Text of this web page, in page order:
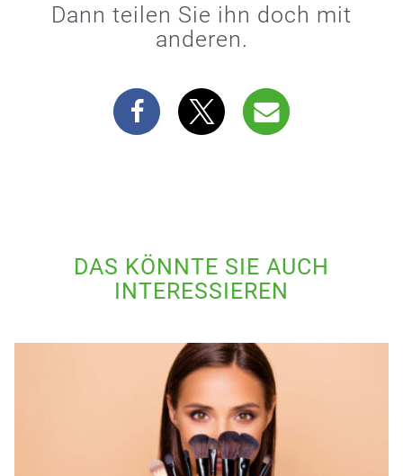
Dann teilen Sie ihn doch mit
anderen.
DAS KÖNNTE SIE AUCH
INTERESSIEREN